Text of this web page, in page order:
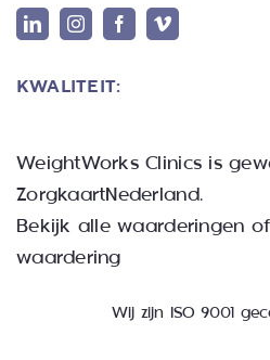
KWALITEIT:
WeightWorks Clinics is
ZorgkaartNederland.
Bekijk alle waarderingen of
waardering
Wij zijn ISO 9001